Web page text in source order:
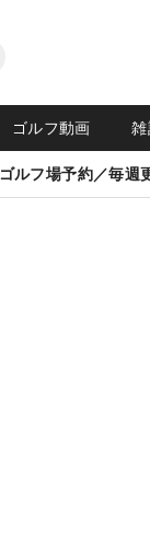
ゴルフ動画 雑
ゴルフ場予約／毎週